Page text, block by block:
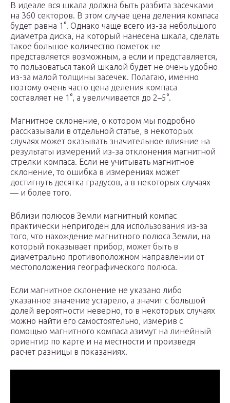
В идеале вся шкала должна быть разбита засечками
на 360 секторов. В этом случае цена деления компаса
будет равна 1°. Однако чаще всего из-за небольшого
диаметра диска, на который нанесена шкала, сделать
такое большое количество пометок не
представляется возможным, а если и представляется,
то пользоваться такой шкалой будет не очень удобно
из-за малой толщины засечек. Полагаю, именно
поэтому очень часто цена деления компаса
составляет не 1°, а увеличивается до 2–5°.
Магнитное склонение, о котором мы подробно
рассказывали в отдельной статье, в некоторых
случаях может оказывать значительное влияние на
результаты измерений из-за отклонения магнитной
стрелки компаса. Если не учитывать магнитное
склонение, то ошибка в измерениях может
достигнуть десятка градусов, а в некоторых случаях
— и более того.
Вблизи полюсов Земли магнитный компас
практически непригоден для использования из-за
того, что нахождение магнитного полюса Земли, на
который показывает прибор, может быть в
диаметрально противоположном направлении от
местоположения географического полюса.
Если магнитное склонение не указано либо
указанное значение устарело, а значит с большой
долей вероятности неверно, то в некоторых случаях
можно найти его самостоятельно, измерив с
помощью магнитного компаса азимут на линейный
ориентир по карте и на местности и произведя
расчет разницы в показаниях.